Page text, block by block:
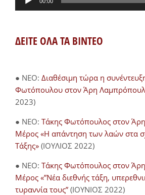
ΔΕΙΤΕ ΟΛΑ ΤΑ ΒΙΝΤΕΟ
● NEO: Διαθέσιμη τώρα η
Φωτόπουλου στον Άρη
2023)
● NEO: Τάκης Φωτόπουλος στον
Μέρος «Η απάντηση των λαών στα
Τάξης» (ΙΟΥΛΙΟΣ 2022)
● NEO: Τάκης Φωτόπουλος στον
Μέρος «”Νέα διεθνής τάξη,
τυραννία τους” (ΙΟΥΝΙΟΣ 2022)